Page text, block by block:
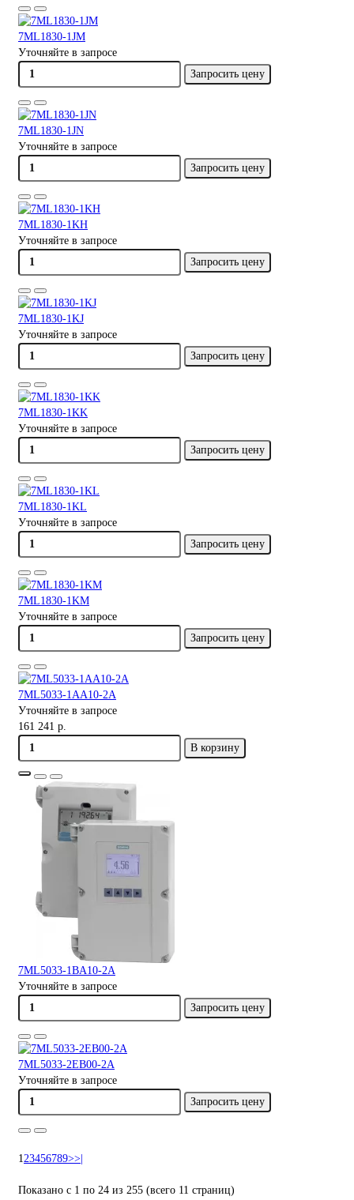
7ML1830-1JM
Уточняйте в запросе
Запросить цену
7ML1830-1JN
Уточняйте в запросе
Запросить цену
7ML1830-1KH
Уточняйте в запросе
Запросить цену
7ML1830-1KJ
Уточняйте в запросе
Запросить цену
7ML1830-1KK
Уточняйте в запросе
Запросить цену
7ML1830-1KL
Уточняйте в запросе
Запросить цену
7ML1830-1KM
Уточняйте в запросе
Запросить цену
7ML5033-1AA10-2A
Уточняйте в запросе
161 241 р.
В корзину
7ML5033-1BA10-2A
Уточняйте в запросе
Запросить цену
7ML5033-2EB00-2A
Уточняйте в запросе
Запросить цену
1 23456789>>|
Показано с 1 по 24 из 255 (всего 11 страниц)